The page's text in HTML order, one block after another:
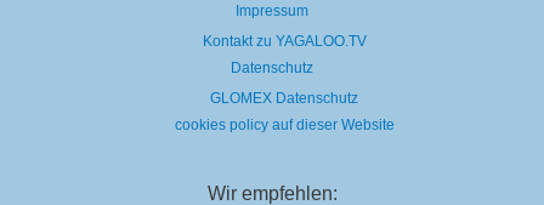
Impressum
Kontakt zu YAGALOO.TV
Datenschutz
GLOMEX Datenschutz
cookies policy auf dieser Website
Wir empfehlen: